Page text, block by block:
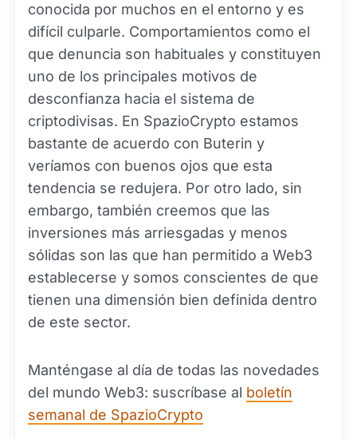
conocida por muchos en el entorno y es
difícil culparle. Comportamientos como el
que denuncia son habituales y constituyen
uno de los principales motivos de
desconfianza hacia el sistema de
criptodivisas. En SpazioCrypto estamos
bastante de acuerdo con Buterin y
veríamos con buenos ojos que esta
tendencia se redujera. Por otro lado, sin
embargo, también creemos que las
inversiones más arriesgadas y menos
sólidas son las que han permitido a Web3
establecerse y somos conscientes de que
tienen una dimensión bien definida dentro
de este sector.
Manténgase al día de todas las novedades
del mundo Web3: suscríbase al boletín
semanal de SpazioCrypto